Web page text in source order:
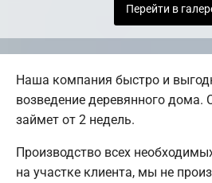
Перейти в
Наша компания быстро и
возведение деревянного дома.
займет от 2 недель.
Производство всех
на участке клиента, мы не